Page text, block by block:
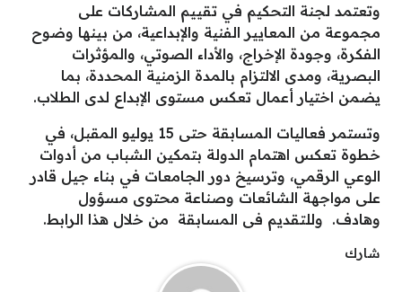
وتعتمد لجنة التحكيم في تقييم المشاركات على
مجموعة من المعايير الفنية والإبداعية، من بينها وضوح
الفكرة، وجودة الإخراج، والأداء الصوتي، والمؤثرات
البصرية، ومدى الالتزام بالمدة الزمنية المحددة، بما
يضمن اختيار أعمال تعكس مستوى الإبداع لدى الطلاب.
وتستمر فعاليات المسابقة حتى 15 يوليو المقبل، في
خطوة تعكس اهتمام الدولة بتمكين الشباب من أدوات
الوعي الرقمي، وترسيخ دور الجامعات في بناء جيل قادر
على مواجهة الشائعات وصناعة محتوى مسؤول
وهادف. وللتقديم فى المسابقة من خلال هذا الرابط.
شارك